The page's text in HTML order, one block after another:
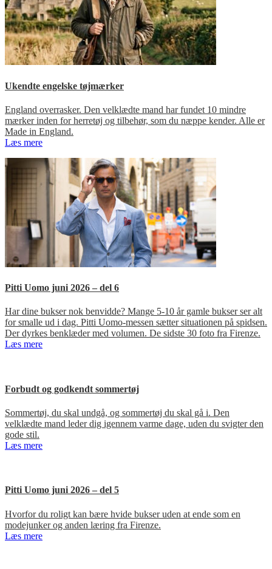
Ukendte engelske tøjmærker
England overrasker. Den velklædte mand har fundet 10 mindre
mærker inden for herretøj og tilbehør, som du næppe kender. Alle er
Made in England.
Læs mere
Pitti Uomo juni 2026 – del 6
Har dine bukser nok benvidde? Mange 5-10 år gamle bukser ser alt
for smalle ud i dag. Pitti Uomo-messen sætter situationen på spidsen.
Der dyrkes benklæder med volumen. De sidste 30 foto fra Firenze.
Læs mere
Forbudt og godkendt sommertøj
Sommertøj, du skal undgå, og sommertøj du skal gå i. Den
velklædte mand leder dig igennem varme dage, uden du svigter den
gode stil.
Læs mere
Pitti Uomo juni 2026 – del 5
Hvorfor du roligt kan bære hvide bukser uden at ende som en
modejunker og anden læring fra Firenze.
Læs mere